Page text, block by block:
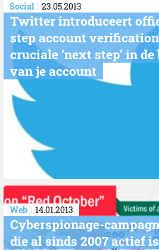
Social 23.05.2013
Twitter introduceert
step account
cruciale ‘next step’ in
van je account
Web 14.01.2013
Cyberspionage-
die al sinds 2007 actief is